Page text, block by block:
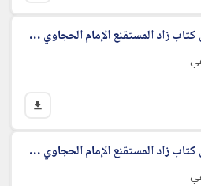
شرح كتاب الحج من كتاب زاد المستقنع الإمام الحجاوي - الدرس الثالث
شرح كتاب الحج من كتاب زاد المستقنع الإمام الحجاوي - الدرس الرابع